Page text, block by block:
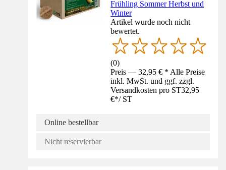
Frühling Sommer Herbst und
Winter
Artikel wurde noch nicht
bewertet.
(0)
Preis — 32,95 € * Alle Preise
inkl. MwSt. und ggf. zzgl.
Versandkosten pro ST32,95
€*/ ST
Online bestellbar
Nicht reservierbar